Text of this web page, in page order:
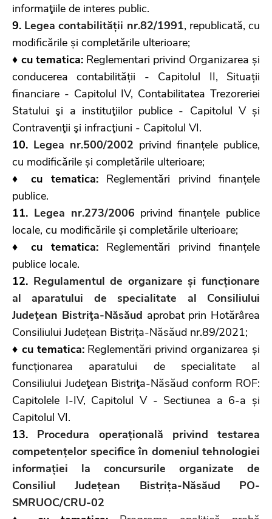
informaţiile de interes public.
9. Legea contabilității nr.82/1991, republicată, cu
modificările și completările ulterioare;
♦ cu tematica: Reglementari privind Organizarea și
conducerea contabilității - Capitolul II, Situații
financiare - Capitolul IV, Contabilitatea Trezoreriei
Statului şi a instituţiilor publice - Capitolul V și
Contravenţii şi infracţiuni - Capitolul VI.
10. Legea nr.500/2002 privind finanțele publice,
cu modificările și completările ulterioare;
♦ cu tematica: Reglementări privind finanțele
publice.
11. Legea nr.273/2006 privind finanțele publice
locale, cu modificările și completările ulterioare;
♦ cu tematica: Reglementări privind finanțele
publice locale.
12. Regulamentul de organizare și funcționare
al aparatului de specialitate al Consiliului
Judeţean Bistriţa-Năsăud aprobat prin Hotărârea
Consiliului Județean Bistrița-Năsăud nr.89/2021;
♦ cu tematica: Reglementări privind organizarea și
funcționarea aparatului de specialitate al
Consiliului Judeţean Bistriţa-Năsăud conform ROF:
Capitolele I-IV, Capitolul V - Sectiunea a 6-a și
Capitolul VI.
13. Procedura operațională privind testarea
competențelor specifice în domeniul tehnologiei
informației la concursurile organizate de
Consiliul Județean Bistrița-Năsăud PO-
SMRUOC/CRU-02